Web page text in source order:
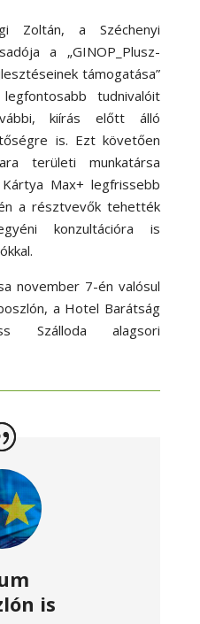
Zoltán, a Széchenyi
a „GINOP_Plusz-
támogatása”
tudnivalóit
kiírás előtt álló
is. Ezt követően
területi munkatársa
Max+ legfrissebb
a résztvevők tehették
konzultációra is
november 7-én valósul
a Hotel Barátság
Szálloda alagsori
is